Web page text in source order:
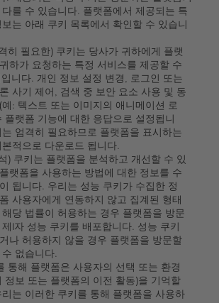
를 수 있습니다. 플랫폼에서 제공되는 특
는 아래 쿠키 목록에서 확인할 수 있습니
히 필요한) 쿠키는 당사가 귀하에게 플랫
하가 요청하는 특정 서비스를 제공할 수
입니다. 개인 정보 설정 변경, 로그인 또는
사기 제어, 검색 중 보안 요소 사용 및 동
: 텍스트 또는 이미지의 애니메이션 로
플랫폼 기능에 대한 응답으로 설정됩니
엄격히 필요하므로 플랫폼을 표시하는
적으로 다운로드 됩니다.
) 쿠키는 플랫폼을 분석하고 개선할 수 있
랫폼을 사용하는 방법에 대한 정보를 수
됩니다. 우리는 성능 쿠키가 수집한 정
사용자에게 연동하지 않고 집계된 형태
당 법률이 허용하는 경우 플랫폼을 방문
1자 성능 쿠키를 배포합니다. 성능 쿠키
나 허용하지 않을 경우 플랫폼을 방문할
없습니다.
통해 플랫폼은 사용자의 선택 또는 환경
정보 또는 플랫폼의 이전 활동)을 기억할
는 이러한 쿠키를 통해 플랫폼을 사용하